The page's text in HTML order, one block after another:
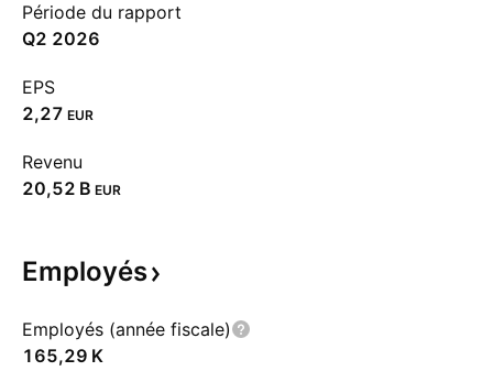
Période du rapport
Q2 2026
EPS
2,27 EUR
Revenu
‪20,52 B‬ EUR
Employés
Employés (année fiscale)
‪165,29 K‬